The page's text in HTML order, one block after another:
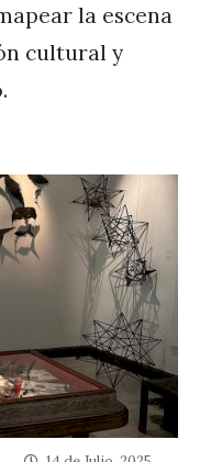
la escena
cultural y